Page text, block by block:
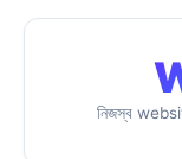
নিজস্ব